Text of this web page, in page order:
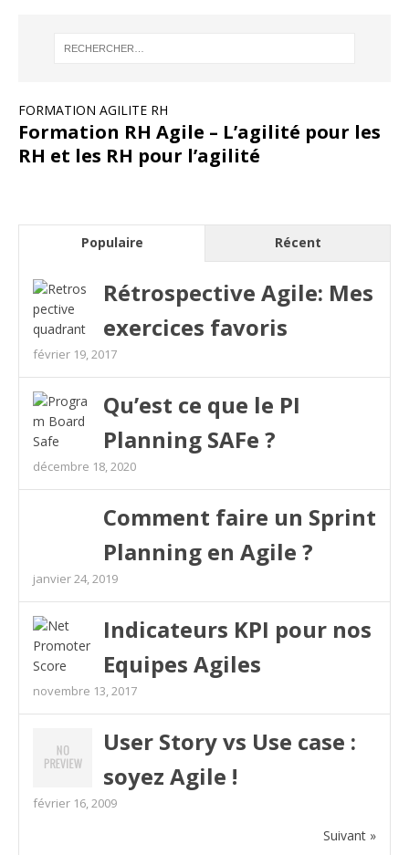
FORMATION AGILITE RH
Formation RH Agile – L’agilité pour les
RH et les RH pour l’agilité
Populaire Récent
Rétrospective Agile: Mes
exercices favoris
février 19, 2017
Qu’est ce que le PI
Planning SAFe ?
décembre 18, 2020
Comment faire un Sprint
Planning en Agile ?
janvier 24, 2019
Indicateurs KPI pour nos
Equipes Agiles
novembre 13, 2017
User Story vs Use case :
soyez Agile !
février 16, 2009
Suivant »